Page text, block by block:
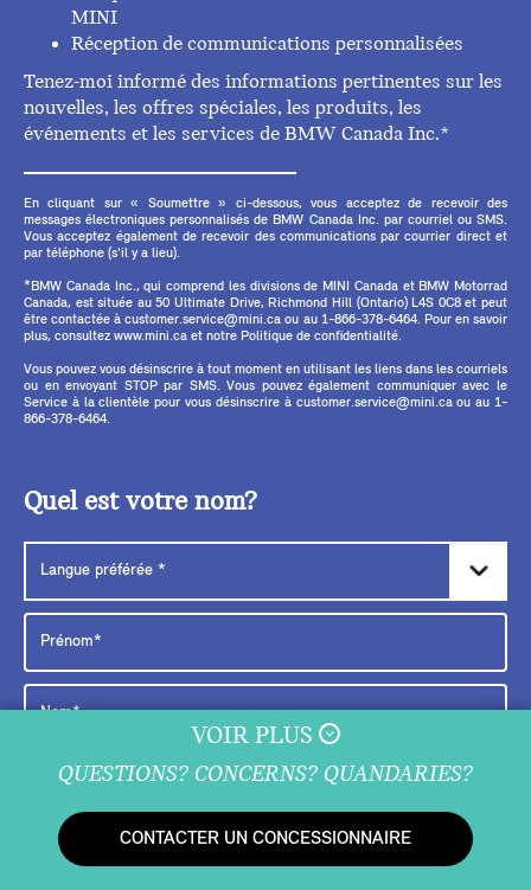
VOIR PLUS
QUESTIONS? CONCERNS? QUANDARIES?
CONTACTER UN CONCESSIONNAIRE
MINI
Réception de communications personnalisées
Tenez-moi informé des informations pertinentes sur les
nouvelles, les offres spéciales, les produits, les
événements et les services de BMW Canada Inc.*
En cliquant sur « Soumettre » ci-dessous, vous acceptez de recevoir des
messages électroniques personnalisés de BMW Canada Inc. par courriel ou SMS.
Vous acceptez également de recevoir des communications par courrier direct et
par téléphone (s'il y a lieu).
*BMW Canada Inc., qui comprend les divisions de MINI Canada et BMW Motorrad
Canada, est située au 50 Ultimate Drive, Richmond Hill (Ontario) L4S 0C8 et peut
être contactée à customer.service@mini.ca ou au 1-866-378-6464. Pour en savoir
plus, consultez www.mini.ca et notre Politique de confidentialité.
Vous pouvez vous désinscrire à tout moment en utilisant les liens dans les courriels
ou en envoyant STOP par SMS. Vous pouvez également communiquer avec le
Service à la clientèle pour vous désinscrire à customer.service@mini.ca ou au 1-
866-378-6464.
Quel est votre nom?